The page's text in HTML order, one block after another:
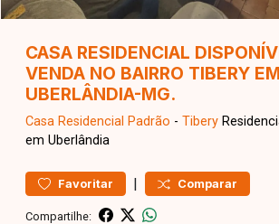
CASA RESIDENCIAL
VENDA NO BAIRRO TIBERY EM
UBERLÂNDIA-MG.
Casa Residencial Padrão - Tibery
em Uberlândia
Favoritar | Comparar
Compartilhe: